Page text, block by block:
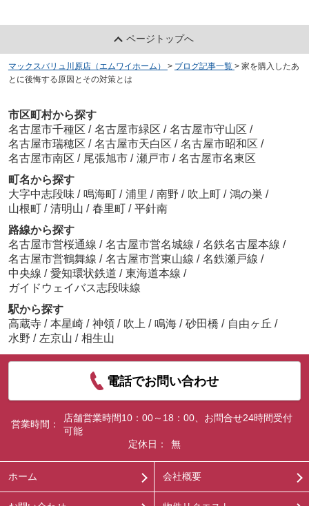
ページトップへ
マックスバリュ川原店（エムワイホーム） > ブログ記事一覧 > 家を購入したあ
とに後悔する原因とその対策とは
市区町村から探す
名古屋市千種区 / 名古屋市緑区 / 名古屋市守山区 /
名古屋市瑞穂区 / 名古屋市天白区 / 名古屋市昭和区 /
名古屋市南区 / 尾張旭市 / 瀬戸市 / 名古屋市名東区
町名から探す
大字中志段味 / 鳴海町 / 浦里 / 南野 / 吹上町 / 鴻の巣 /
山根町 / 清明山 / 春里町 / 平針南
路線から探す
名古屋市営桜通線 / 名古屋市営名城線 / 名鉄名古屋本線 /
名古屋市営鶴舞線 / 名古屋市営東山線 / 名鉄瀬戸線 /
中央線 / 愛知環状鉄道 / 東海道本線 /
ガイドウェイバス志段味線
駅から探す
高蔵寺 / 本星崎 / 神領 / 吹上 / 鳴海 / 砂田橋 / 自由ヶ丘 /
水野 / 左京山 / 相生山
電話でお問い合わせ
営業時間：
店舗営業時間10：00～18：00、お問合せ24時間受付
可能
定休日：
無
ホーム 会社概要